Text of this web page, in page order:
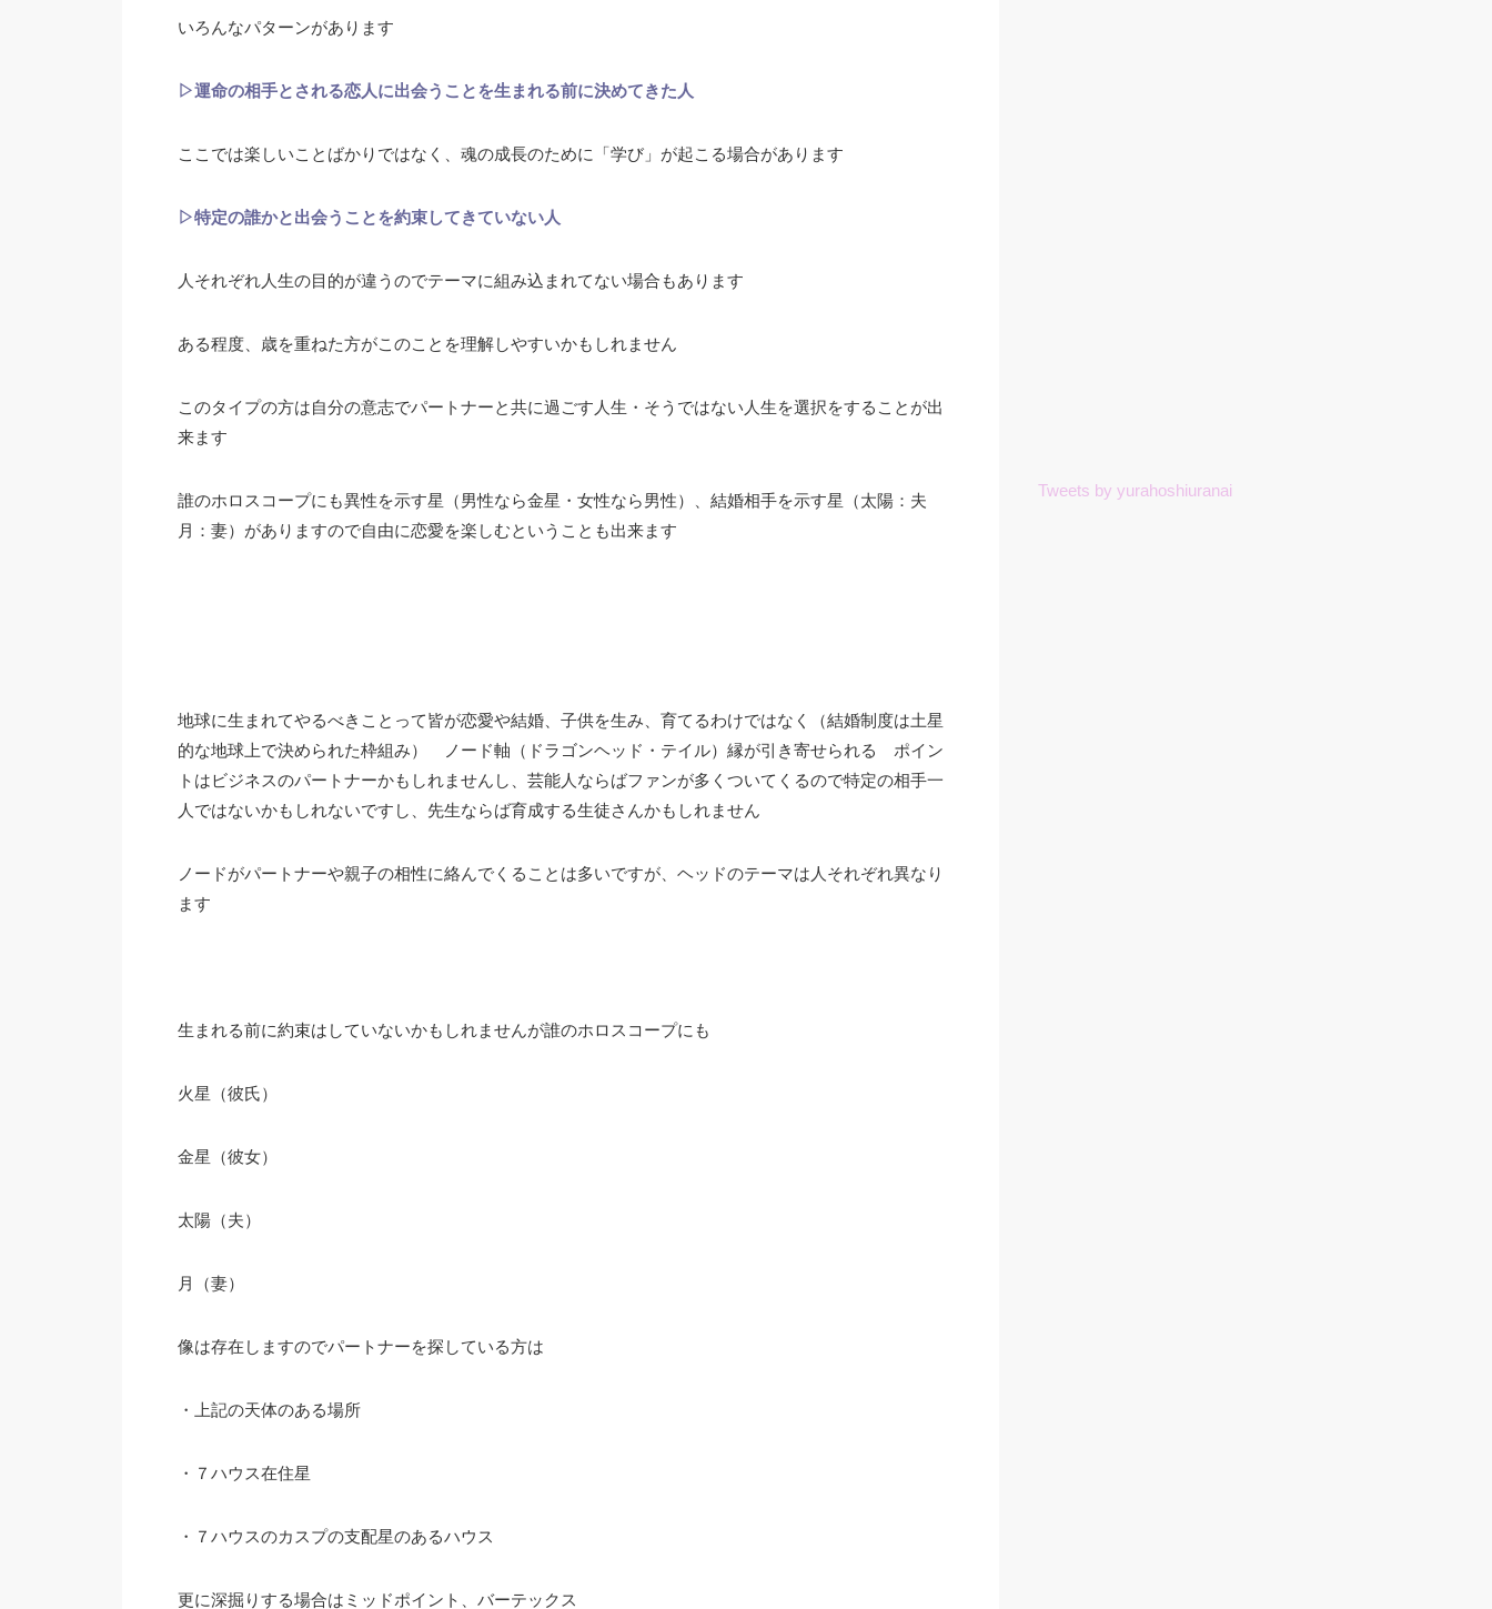
いろんなパターンがあります
▷運命の相手とされる恋人に出会うことを生まれる前に決めてきた人
ここでは楽しいことばかりではなく、魂の成長のために「学び」が起こる場合があります
▷特定の誰かと出会うことを約束してきていない人
人それぞれ人生の目的が違うのでテーマに組み込まれてない場合もあります
ある程度、歳を重ねた方がこのことを理解しやすいかもしれません
このタイプの方は自分の意志でパートナーと共に過ごす人生・そうではない人生を選択をすることが出
来ます
誰のホロスコープにも異性を示す星（男性なら金星・女性なら男性）、結婚相手を示す星（太陽：夫
月：妻）がありますので自由に恋愛を楽しむということも出来ます
地球に生まれてやるべきことって皆が恋愛や結婚、子供を生み、育てるわけではなく（結婚制度は土星
的な地球上で決められた枠組み） ノード軸（ドラゴンヘッド・テイル）縁が引き寄せられる ポイン
トはビジネスのパートナーかもしれませんし、芸能人ならばファンが多くついてくるので特定の相手一
人ではないかもしれないですし、先生ならば育成する生徒さんかもしれません
ノードがパートナーや親子の相性に絡んでくることは多いですが、ヘッドのテーマは人それぞれ異なり
ます
生まれる前に約束はしていないかもしれませんが誰のホロスコープにも
火星（彼氏）
金星（彼女）
太陽（夫）
月（妻）
像は存在しますのでパートナーを探している方は
・上記の天体のある場所
・７ハウス在住星
・７ハウスのカスプの支配星のあるハウス
更に深掘りする場合はミッドポイント、バーテックス
Tweets by yurahoshiuranai